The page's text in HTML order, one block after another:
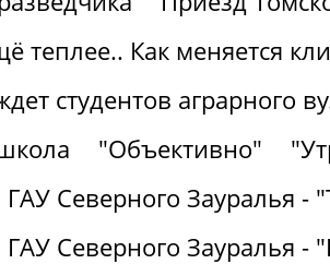
теплее.. Как меняется
студентов аграрного
"Объективно"
Северного Зауралья -
Северного Зауралья -